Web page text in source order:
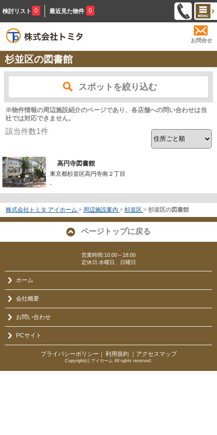
検討リスト 0 最近見た物件 0
お問合せ
杉並区の図書館
スポットを絞り込む
※物件情報の周辺施設紹介のページであり、各店舗への問い合わせは当
社では対応できません。
該当件数1件
高円寺図書館
東京都杉並区高円寺南２丁目
-
株式会社トミタ アイホーム > 周辺施設案内 > 杉並区 > 杉並区の図書館
ページトップに戻る
営業時間:10:00～18:00
定休日:水曜日、日曜日
ホーム
会社概要
お問い合わせ
PCサイト
プライバシーポリシー ｜ 利用規約 ｜アクセスマップ
Copyright(c) アイホーム All rights reserved.